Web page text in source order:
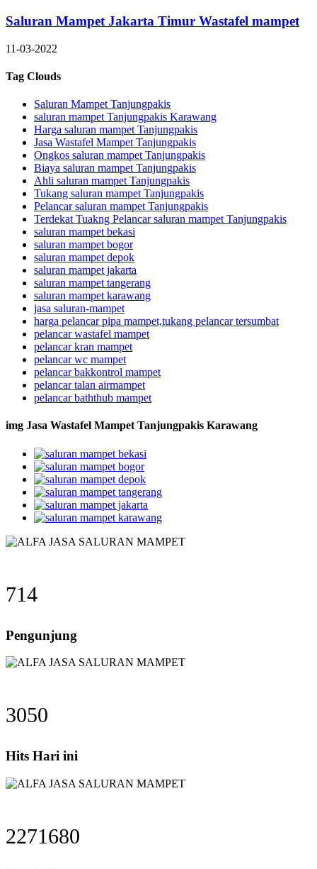
Saluran Mampet Jakarta Timur Wastafel mampet
11-03-2022
Tag Clouds
Saluran Mampet Tanjungpakis
saluran mampet Tanjungpakis Karawang
Harga saluran mampet Tanjungpakis
Jasa Wastafel Mampet Tanjungpakis
Ongkos saluran mampet Tanjungpakis
Biaya saluran mampet Tanjungpakis
Ahli saluran mampet Tanjungpakis
Tukang saluran mampet Tanjungpakis
Pelancar saluran mampet Tanjungpakis
Terdekat Tuakng Pelancar saluran mampet Tanjungpakis
saluran mampet bekasi
saluran mampet bogor
saluran mampet depok
saluran mampet jakarta
saluran mampet tangerang
saluran mampet karawang
jasa saluran-mampet
harga pelancar pipa mampet,tukang pelancar tersumbat
pelancar wastafel mampet
pelancar kran mampet
pelancar wc mampet
pelancar bakkontrol mampet
pelancar talan airmampet
pelancar baththub mampet
img Jasa Wastafel Mampet Tanjungpakis Karawang
714
Pengunjung
3050
Hits Hari ini
2271680